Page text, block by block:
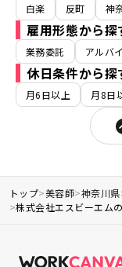
白楽 反町 神
雇用形態から探
業務委託 アルバ
休日条件から探
月6日以上 月8日
トップ>美容師>神奈川県
>株式会社エスビーエム